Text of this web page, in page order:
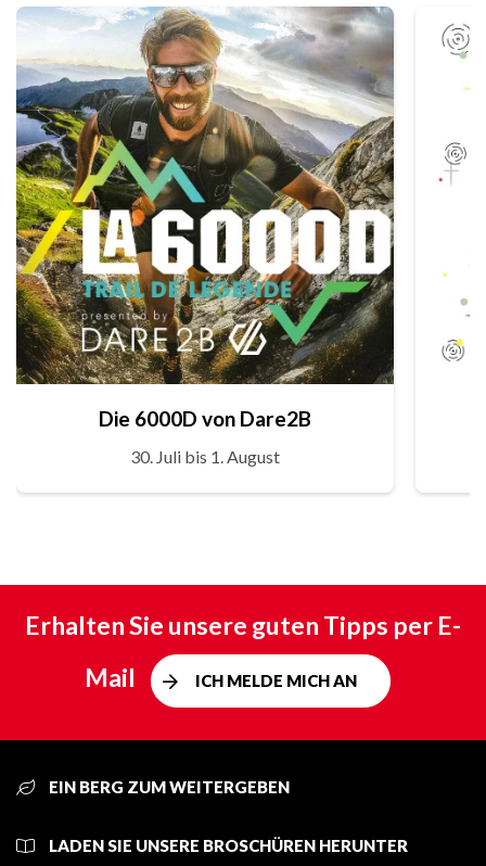
Die 6000D von Dare2B
30. Juli bis 1. August
Erhalten Sie unsere guten Tipps per E-
Mail
ICH MELDE MICH AN
EIN BERG ZUM WEITERGEBEN
LADEN SIE UNSERE BROSCHÜREN HERUNTER